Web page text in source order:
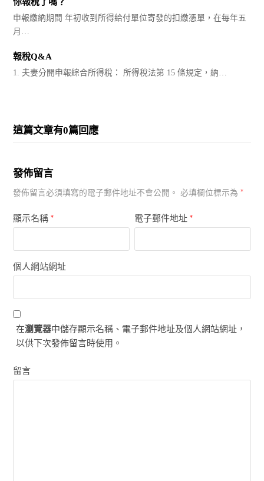
你報稅了嗎？
申報繳納期間 年初收到所得給付單位寄發的扣繳憑單，在每年五
月…
報稅Q&A
1. 夫妻分開申報綜合所得稅： 所得稅法第 15 條規定，納…
這篇文章有0篇回應
發佈留言
發佈留言必須填寫的電子郵件地址不會公開。 必填欄位標示為*
顯示名稱* 電子郵件地址*
個人網站網址
在瀏覽器中儲存顯示名稱、電子郵件地址及個人網站網址，
以供下次發佈留言時使用。
留言